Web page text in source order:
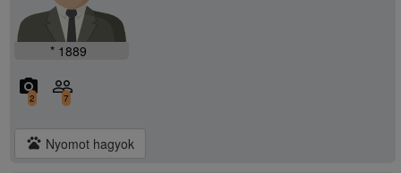
* 1889
camera_alt
2
people_outline
7
pets Nyomot hagyok